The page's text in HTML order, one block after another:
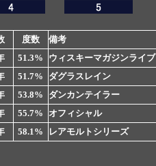
度数
備考
51.3%
ウィスキーマガジンライブ
51.7%
ダグラスレイン
53.8%
ダンカンテイラー
55.7%
オフィシャル
58.1% レアモルトシリーズ